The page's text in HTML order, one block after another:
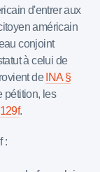
d'entrer aux
américain
conjoint
à celui de
de INA §
pétition, les
.
: